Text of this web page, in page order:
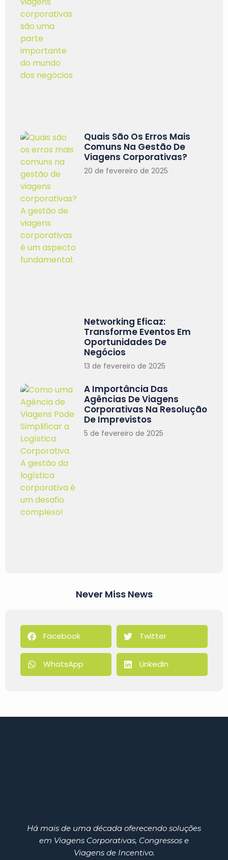
Quais São Os Erros Mais
Comuns Na Gestão De
Viagens Corporativas?
20 de fevereiro de 2025
Networking Eficaz:
Transforme Eventos Em
Oportunidades De
Negócios
13 de fevereiro de 2025
A Importância Das
Agências De Viagens
Corporativas Na Resolução
De Imprevistos
5 de fevereiro de 2025
Never Miss News
Facebook Twitter
WhatsApp LinkedIn
Há mais de uma década oferecendo soluções
em Viagens Corporativas, Congressos e
Viagens de Incentivo.